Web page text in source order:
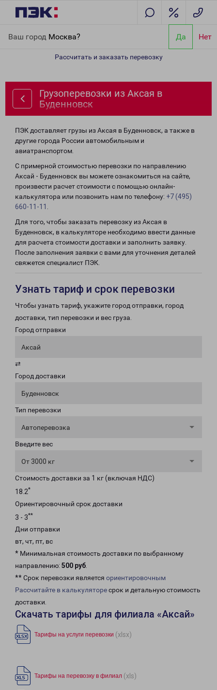
Ваш город Москва? Да Нет
Рассчитать и заказать перевозку
Грузоперевозки из Аксая в
Буденновск
ПЭК доставляет грузы из Аксая в Буденновск, а также в
другие города России автомобильным и
авиатранспортом.
С примерной стоимостью перевозки по направлению
Аксай - Буденновск вы можете ознакомиться на сайте,
произвести расчет стоимости с помощью онлайн-
калькулятора или позвонить нам по телефону: +7 (495)
660-11-11
Для того, чтобы заказать перевозку из Аксая в
Буденновск, в калькуляторе необходимо ввести данные
для расчета стоимости доставки и заполнить заявку.
После заполнения заявки с вами для уточнения деталей
свяжется специалист ПЭК.
Узнать тариф и срок перевозки
Чтобы узнать тариф, укажите город отправки, город
доставки, тип перевозки и вес груза.
Город отправки
Аксай
⇄
Город доставки
Буденновск
Тип перевозки
Автоперевозка
Введите вес
От 3000 кг
Стоимость доставки за 1 кг (включая НДС)
18.2*
Ориентировочный срок доставки
3 - 3**
Дни отправки
вт, чт, пт, вс
* Минимальная стоимость доставки по выбранному
направлению: 500 руб.
** Срок перевозки является ориентировочным
Рассчитайте в калькуляторесрок и детальную стоимость
доставки.
Скачать тарифы для филиала «Аксай»
Тарифы на услуги перевозки (xlsx)
Тарифы на перевозку в филиал (xls)